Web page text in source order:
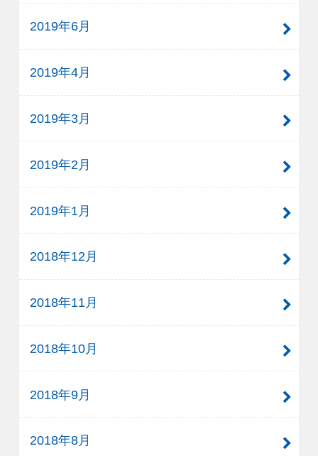
2019年6月
2019年4月
2019年3月
2019年2月
2019年1月
2018年12月
2018年11月
2018年10月
2018年9月
2018年8月